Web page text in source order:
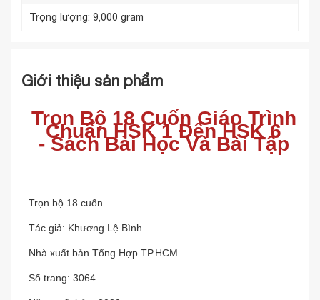
Trọng lượng: 9,000 gram
Giới thiệu sản phẩm
Trọn Bộ 18 Cuốn Giáo Trình
Chuẩn HSK 1 Đến HSK 6
- Sách Bài Học Và Bài Tập
Trọn bộ 18 cuốn
Tác giả: Khương Lệ Bình
Nhà xuất bản Tổng Hợp TP.HCM
Số trang: 3064